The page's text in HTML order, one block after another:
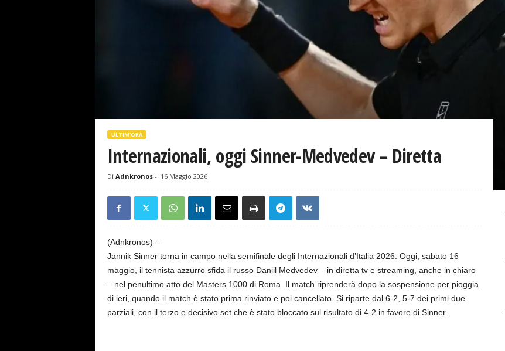
ULTIM'ORA
Internazionali, oggi Sinner-Medvedev – Diretta
Di Adnkronos- 16 Maggio 2026
(Adnkronos) –
Jannik Sinner torna in campo nella semifinale degli Internazionali d’Italia 2026. Oggi, sabato 16
maggio, il tennista azzurro sfida il russo Daniil Medvedev – in diretta tv e streaming, anche in chiaro
– nel penultimo atto del Masters 1000 di Roma. Il match riprenderà dopo la sospensione per pioggia
di ieri, quando il match è stato prima rinviato e poi cancellato. Si riparte dal 6-2, 5-7 dei primi due
parziali, con il terzo e decisivo set che è stato bloccato sul risultato di 4-2 in favore di Sinner.